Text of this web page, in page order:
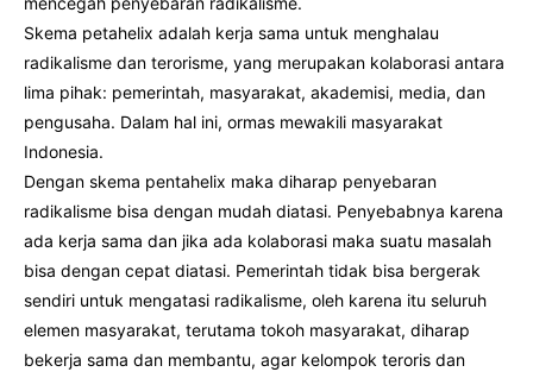
Skema petahelix adalah kerja sama untuk menghalau
radikalisme dan terorisme, yang merupakan kolaborasi antara
lima pihak: pemerintah, masyarakat, akademisi, media, dan
pengusaha. Dalam hal ini, ormas mewakili masyarakat
Indonesia.
Dengan skema pentahelix maka diharap penyebaran
radikalisme bisa dengan mudah diatasi. Penyebabnya karena
ada kerja sama dan jika ada kolaborasi maka suatu masalah
bisa dengan cepat diatasi. Pemerintah tidak bisa bergerak
sendiri untuk mengatasi radikalisme, oleh karena itu seluruh
elemen masyarakat, terutama tokoh masyarakat, diharap
bekerja sama dan membantu, agar kelompok teroris dan